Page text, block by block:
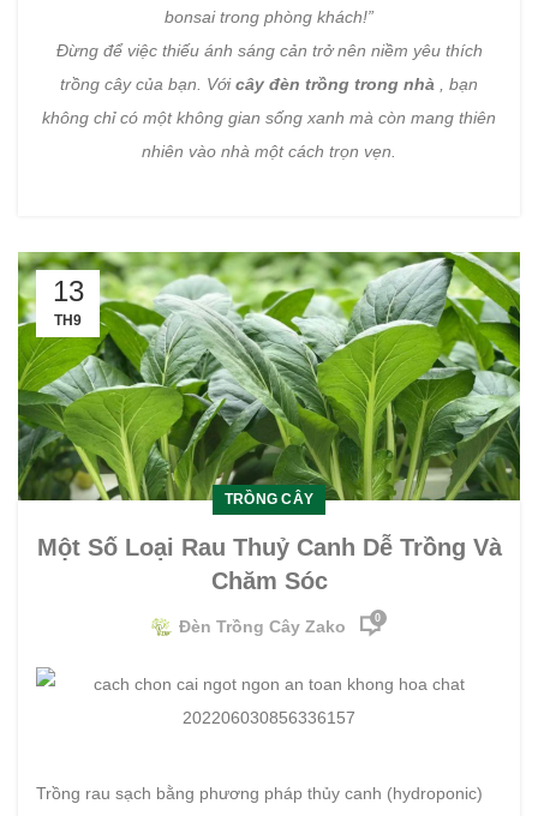
bonsai trong phòng khách!”
Đừng để việc thiếu ánh sáng cản trở nên niềm yêu thích
trồng cây của bạn. Vớicây đèn trồng trong nhà , bạn
không chỉ có một không gian sống xanh mà còn mang thiên
nhiên vào nhà một cách trọn vẹn.
13
TH9
TRỒNG CÂY
Một Số Loại Rau Thuỷ Canh Dễ Trồng Và
Chăm Sóc
Đèn Trồng Cây Zako 0
Trồng rau sạch bằng phương pháp thủy canh (hydroponic)